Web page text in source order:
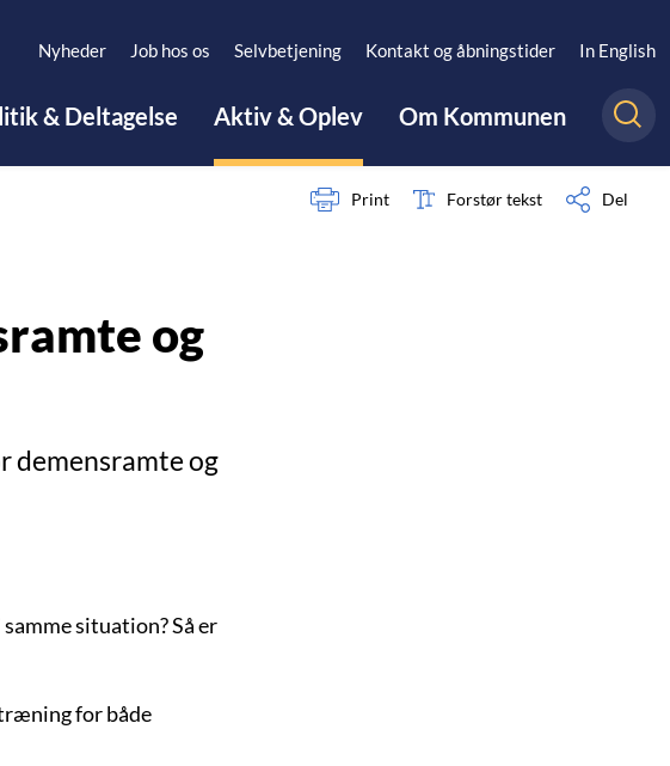
Nyheder Job hos os Selvbetjening Kontakt og åbningstider In English
& Deltagelse Aktiv & Oplev Om Kommunen
Print Forstør tekst Del
og
demensramte og
situation? Så er
for både